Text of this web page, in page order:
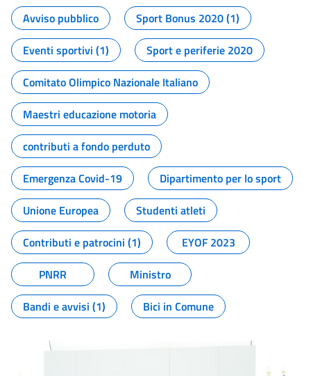
Avviso pubblico
Sport Bonus 2020 (1)
Eventi sportivi (1)
Sport e periferie 2020
Comitato Olimpico Nazionale Italiano
Maestri educazione motoria
contributi a fondo perduto
Emergenza Covid-19
Dipartimento per lo sport
Unione Europea
Studenti atleti
Contributi e patrocini (1)
EYOF 2023
PNRR
Ministro
Bandi e avvisi (1)
Bici in Comune